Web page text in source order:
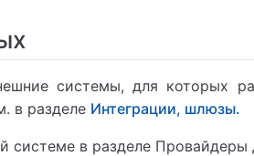
системы, для которых
в разделе Интеграции, шлюзы.
системе в разделе Провайдеры